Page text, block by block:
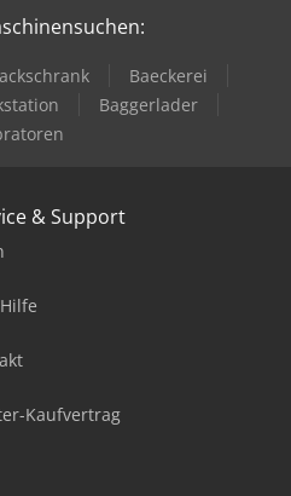
Baeckerei
Baggerlader
& Support
Kaufvertrag